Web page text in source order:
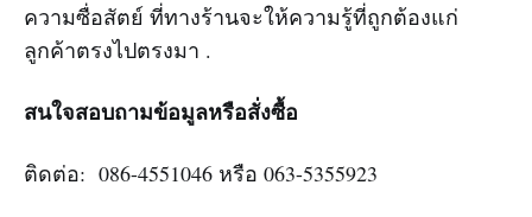
ความซื่อสัตย์ ที่ทางร้านจะให้ความรู้ที่ถูกต้องแก่
ลูกค้าตรงไปตรงมา .
สนใจสอบถามข้อมูลหรือสั่งซื้อ
ติดต่อ: 086-4551046 หรือ 063-5355923